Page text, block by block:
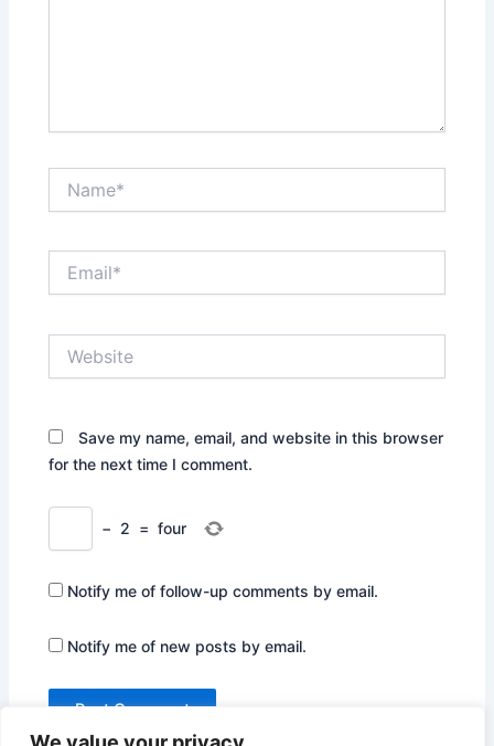
Save my name, email, and website in this browser
for the next time I comment.
− 2 = four
Notify me of follow-up comments by email.
Notify me of new posts by email.